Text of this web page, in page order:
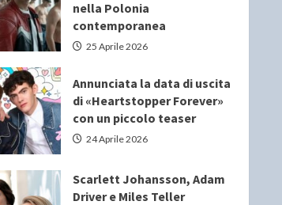
nella Polonia
contemporanea
25 Aprile 2026
Annunciata la data di uscita
di «Heartstopper Forever»
con un piccolo teaser
24 Aprile 2026
Scarlett Johansson, Adam
Driver e Miles Teller